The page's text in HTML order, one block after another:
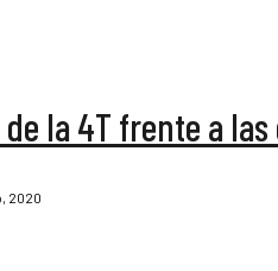
la 4T frente a
2020